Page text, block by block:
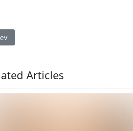
article: Bekam Natuna Ruqyah
Articles